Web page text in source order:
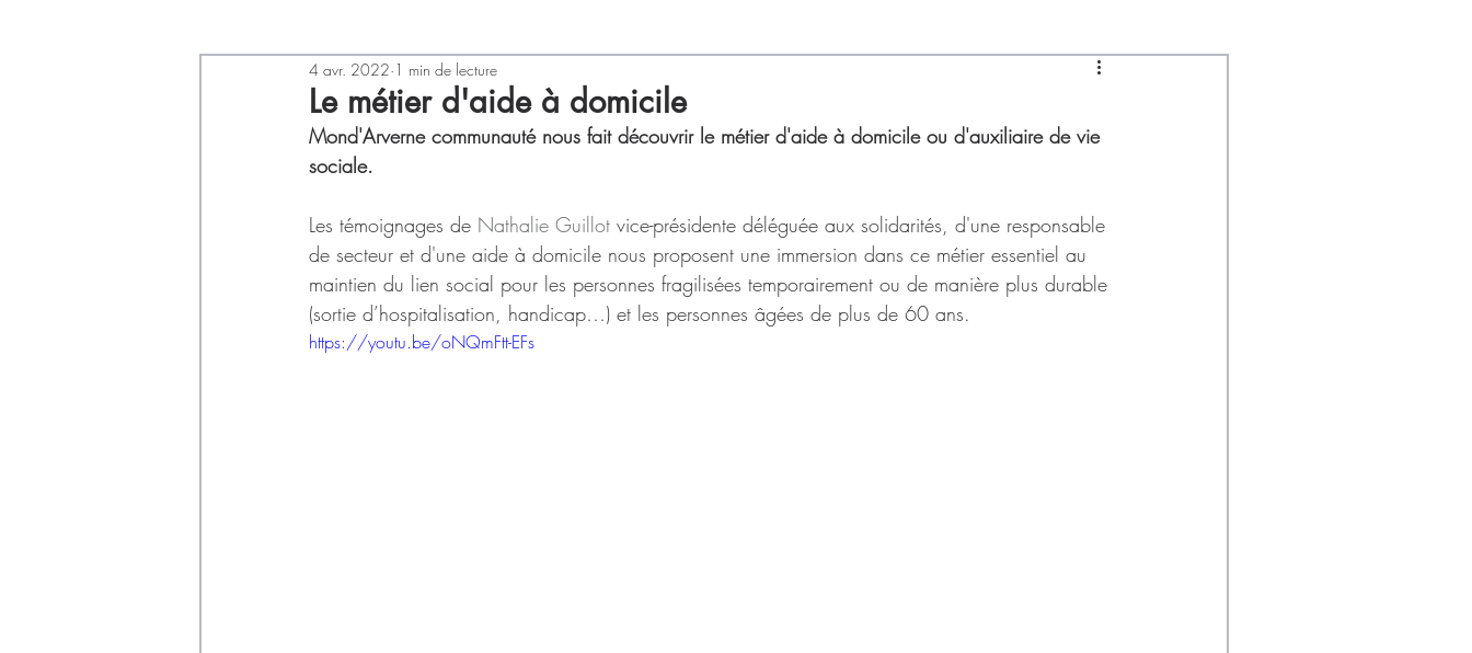
Santé - Covid-19 Culture Manifestations A la une
Le métier d'aide à domicile
4 avr. 2022 1 min de lecture
Mond'Arverne communauté nous fait découvrir le métier d'aide à domicile ou d'auxiliaire de vie
sociale.
Les témoignages de Nathalie Guillot vice-présidente déléguée aux solidarités, d'une responsable
de secteur et d'une aide à domicile nous proposent une immersion dans ce métier essentiel au
maintien du lien social pour les personnes fragilisées temporairement ou de manière plus durable
(sortie d’hospitalisation, handicap…) et les personnes âgées de plus de 60 ans.
https://youtu.be/oNQmFtt-EFs